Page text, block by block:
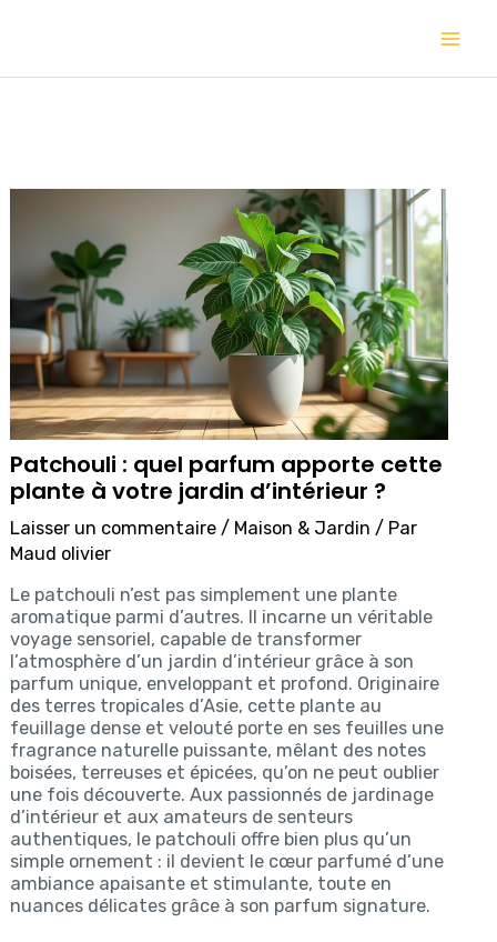
Patchouli : quel parfum apporte cette
plante à votre jardin d’intérieur ?
Laisser un commentaire / Maison & Jardin / Par
Maud olivier
Le patchouli n’est pas simplement une plante
aromatique parmi d’autres. Il incarne un véritable
voyage sensoriel, capable de transformer
l’atmosphère d’un jardin d’intérieur grâce à son
parfum unique, enveloppant et profond. Originaire
des terres tropicales d’Asie, cette plante au
feuillage dense et velouté porte en ses feuilles une
fragrance naturelle puissante, mêlant des notes
boisées, terreuses et épicées, qu’on ne peut oublier
une fois découverte. Aux passionnés de jardinage
d’intérieur et aux amateurs de senteurs
authentiques, le patchouli offre bien plus qu’un
simple ornement : il devient le cœur parfumé d’une
ambiance apaisante et stimulante, toute en
nuances délicates grâce à son parfum signature.